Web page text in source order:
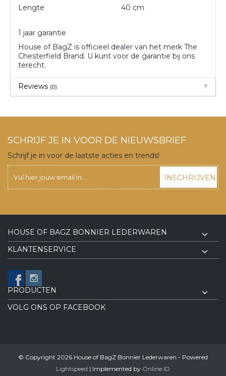
Lengte
40 cm
1 jaar garantie
House of BagZ is officieel dealer van het merk The
Chesterfield Brand. U kunt voor de garantie bij ons
terecht.
Reviews (0)
SCHRIJF JE IN VOOR DE NIEUWSBRIEF
Schrijf je in voor de laatste acties en trends!
INSCHRIJVEN
HOUSE OF BAGZ BONNIER LEDERWAREN
KLANTENSERVICE
PRODUCTEN
VOLG ONS OP FACEBOOK
© Copyright 2026 House of BagZ Bonnier Lederwaren - Powered
Lightspeed | Implemented by Online ID